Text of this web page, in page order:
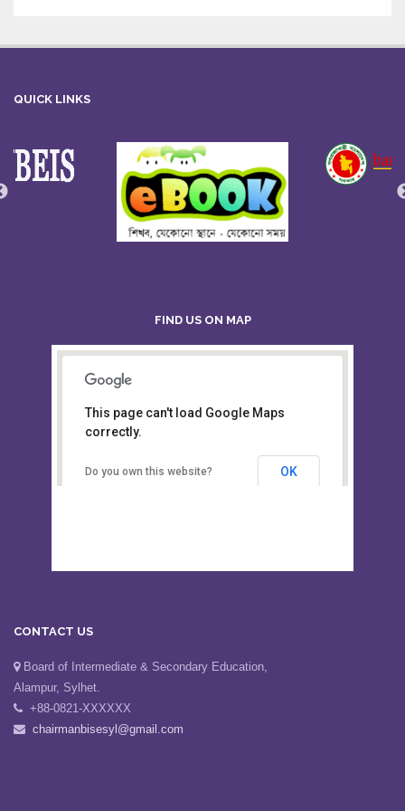
QUICK LINKS
FIND US ON MAP
Board of Intermediate &
Secondary Education, Alampur,
This page can't load Google Maps
correctly.
Do you own this website? OK
CONTACT US
Board of Intermediate & Secondary Education,
Alampur, Sylhet.
+88-0821-XXXXXX
chairmanbisesyl@gmail.com